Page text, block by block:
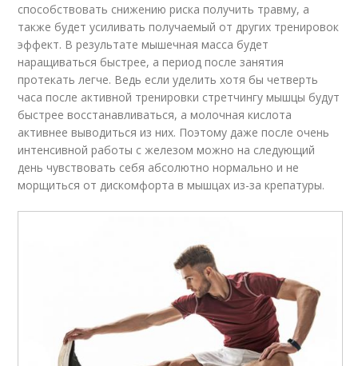
способствовать снижению риска получить травму, а
также будет усиливать получаемый от других тренировок
эффект. В результате мышечная масса будет
наращиваться быстрее, а период после занятия
протекать легче. Ведь если уделить хотя бы четверть
часа после активной тренировки стретчингу мышцы будут
быстрее восстанавливаться, а молочная кислота
активнее выводиться из них. Поэтому даже после очень
интенсивной работы с железом можно на следующий
день чувствовать себя абсолютно нормально и не
морщиться от дискомфорта в мышцах из-за крепатуры.